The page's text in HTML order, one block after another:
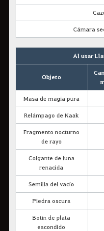
Cámara
Al usar
Objeto
Masa de magia pura
Relámpago de Naak
Fragmento nocturno
de rayo
Colgante de luna
renacida
Semilla del vacío
Piedra oscura
Botín de plata
escondido